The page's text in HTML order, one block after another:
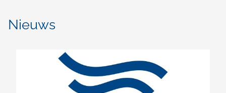
werk
Nieuws